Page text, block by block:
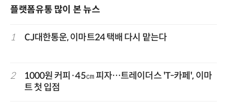
플랫폼유통 많이 본 뉴스
1 CJ대한통운, 이마트24 택배 다시 맡는다
2
1000원 커피·45㎝ 피자…트레이더스 'T-카페', 이마
트 첫 입점